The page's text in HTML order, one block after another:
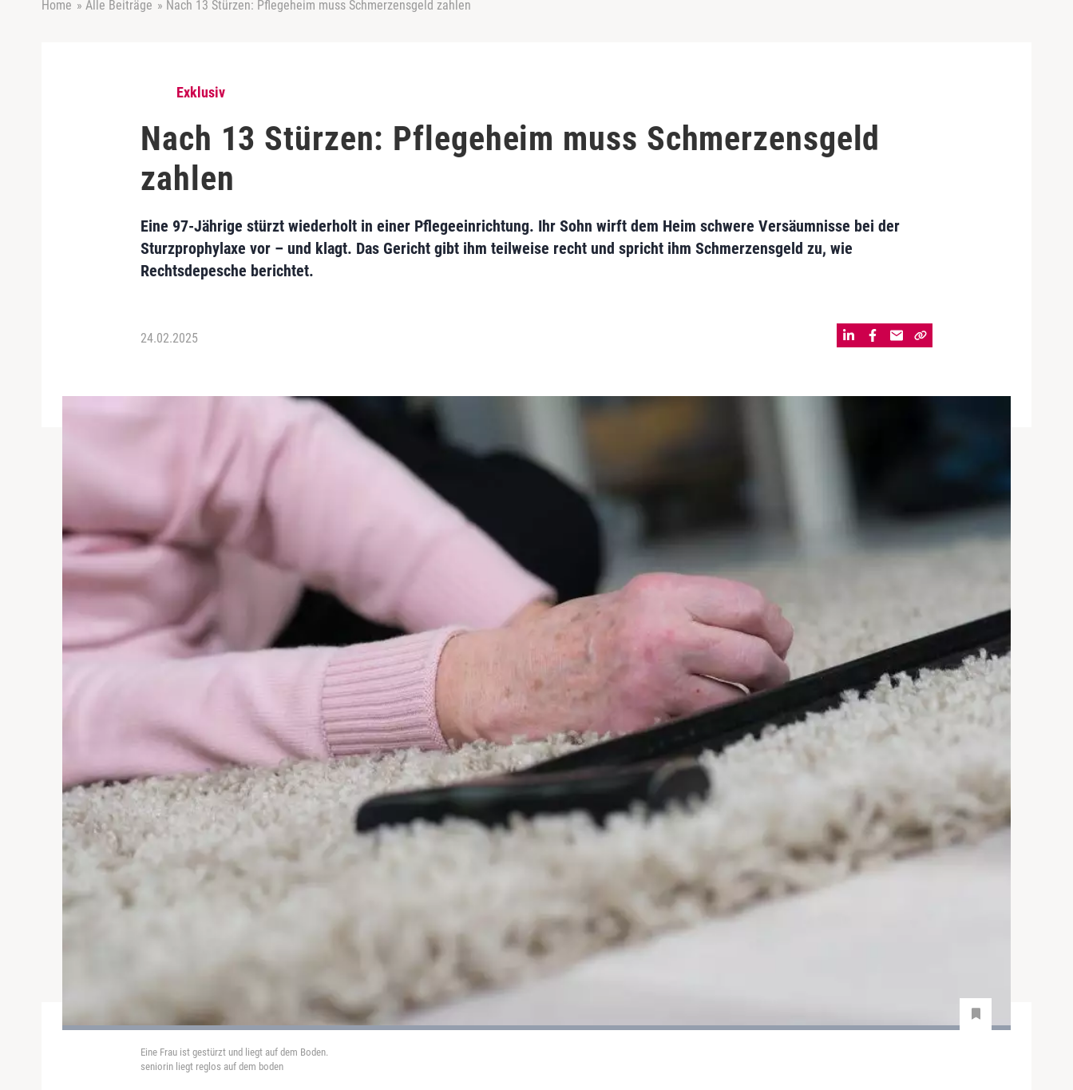
Home » Alle Beiträge » Nach 13 Stürzen: Pflegeheim muss Schmerzensgeld zahlen
Exklusiv
Nach 13 Stürzen: Pflegeheim muss Schmerzensgeld
zahlen
Eine 97-Jährige stürzt wiederholt in einer Pflegeeinrichtung. Ihr Sohn wirft dem Heim schwere Versäumnisse bei der
Sturzprophylaxe vor – und klagt. Das Gericht gibt ihm teilweise recht und spricht ihm Schmerzensgeld zu, wie
Rechtsdepesche berichtet.
24.02.2025
Eine Frau ist gestürzt und liegt auf dem Boden.
seniorin liegt reglos auf dem boden